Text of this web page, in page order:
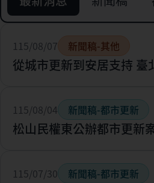
115/08/07 新聞稿-其他
從城市更新到安居支持
115/08/04 新聞稿-都市更新
松山民權東公辦都市更新
115/07/30 新聞稿-都市更新